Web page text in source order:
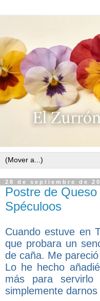
28 de septiembre de
Postre de
Spéculoos
Cuando estuve en
que probara un
de caña. Me
Lo he hecho
más para servirlo
simplemente